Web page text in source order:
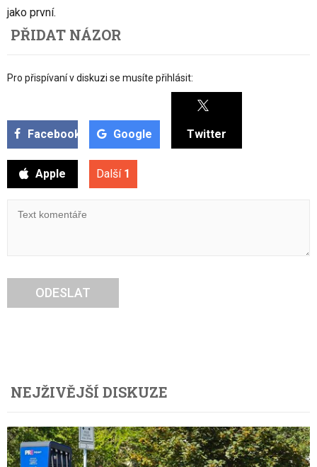
jako první.
PŘIDAT NÁZOR
Pro přispívaní v diskuzi se musíte přihlásit:
Facebook Google Twitter
Apple Další 1
ODESLAT
NEJŽIVĚJŠÍ DISKUZE